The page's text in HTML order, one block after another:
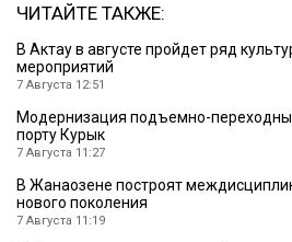
ЧИТАЙТЕ ТАКЖЕ:
В Актау в августе пройдет ряд
мероприятий
7 Августа 12:51
Модернизация подъемно-
порту Курык
7 Августа 11:27
В Жанаозене построят
нового поколения
7 Августа 11:19